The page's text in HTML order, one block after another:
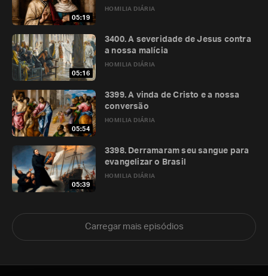
05:19
HOMILIA DIÁRIA
05:16
HOMILIA DIÁRIA
3400. A severidade de Jesus contra
a nossa malícia
05:54
HOMILIA DIÁRIA
3399. A vinda de Cristo e a nossa
conversão
05:39
HOMILIA DIÁRIA
3398. Derramaram seu sangue para
evangelizar o Brasil
Carregar mais episódios